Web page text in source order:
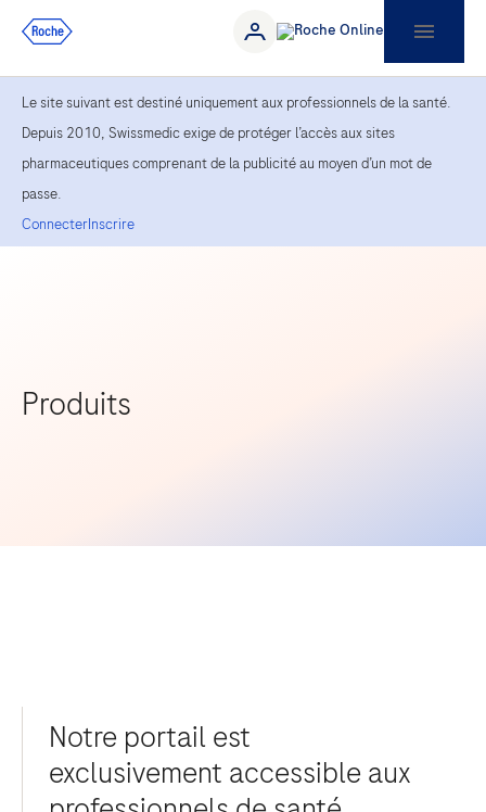
Le site suivant est destiné uniquement aux professionnels de la santé.
Depuis 2010, Swissmedic exige de protéger l’accès aux sites
pharmaceutiques comprenant de la publicité au moyen d’un mot de
passe.
ConnecterInscrire
Produits
Notre portail est
exclusivement accessible aux